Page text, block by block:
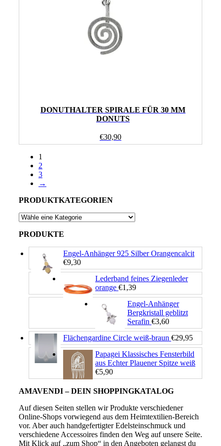
DONUTHALTER SPIRALE FÜR 30 MM
DONUTS
€30,90
1
2
3
→
PRODUKTKATEGORIEN
PRODUKTE
Engel-Anhänger 925 Silber Orangencalcit
€9,30
Lederband feines Ziegenleder
orange €1,39
Engel-Anhänger
Bergkristall geblitzt
Serafin €3,60
Flächengardine Circle weiß-braun €29,95
Papagei Klassisches Fensterbild
aus Echter Plauener Spitze weiß
€5,90
AMAVENDI – DEIN SHOPPINGKATALOG
Auf diesen Seiten stellen wir Produkte verschiedener
Online-Shops vorwiegend aus dem Heimtextilien-Bereich
vor. Aber auch handgefertigter Edelsteinschmuck und
verschiedene Accessoires finden den Weg auf unsere Seite.
Mit Klick auf „zum Shop“ in den Angeboten gelangst du